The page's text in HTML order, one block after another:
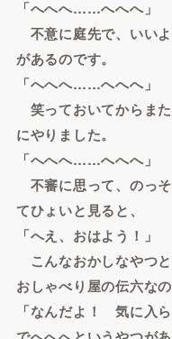
「へへへ……へへへ」
不意に庭先で、いい
があるのです。
「へへへ……へへへ」
笑っておいてからま
にやりました。
「へへへ……へへへ」
不審に思って、のっ
てひょいと見ると、
「へえ、おはよう！」
こんなおかしなやつ
おしゃべり屋の伝六なの
「なんだよ！ 気に入